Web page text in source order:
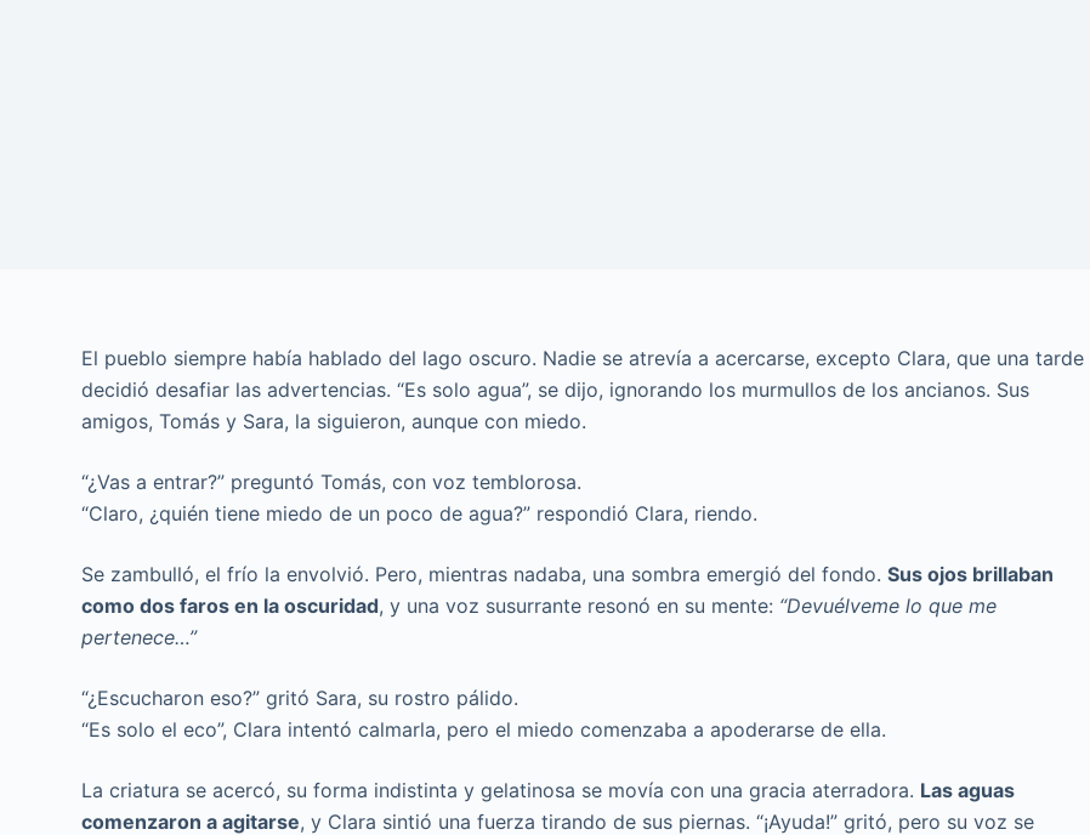
El pueblo siempre había hablado del lago oscuro. Nadie se atrevía a acercarse, excepto Clara, que una tarde
decidió desafiar las advertencias. “Es solo agua”, se dijo, ignorando los murmullos de los ancianos. Sus
amigos, Tomás y Sara, la siguieron, aunque con miedo.
“¿Vas a entrar?” preguntó Tomás, con voz temblorosa.
“Claro, ¿quién tiene miedo de un poco de agua?” respondió Clara, riendo.
Se zambulló, el frío la envolvió. Pero, mientras nadaba, una sombra emergió del fondo.Sus ojos brillaban
como dos faros en la oscuridad, y una voz susurrante resonó en su mente: “Devuélveme lo que me
pertenece…”
“¿Escucharon eso?” gritó Sara, su rostro pálido.
“Es solo el eco”, Clara intentó calmarla, pero el miedo comenzaba a apoderarse de ella.
La criatura se acercó, su forma indistinta y gelatinosa se movía con una gracia aterradora. Las aguas
comenzaron a agitarse, y Clara sintió una fuerza tirando de sus piernas. “¡Ayuda!” gritó, pero su voz se